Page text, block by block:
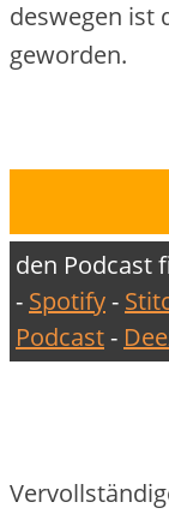
deswegen ist
geworden.
den Podcast
- Spotify-
Podcast-